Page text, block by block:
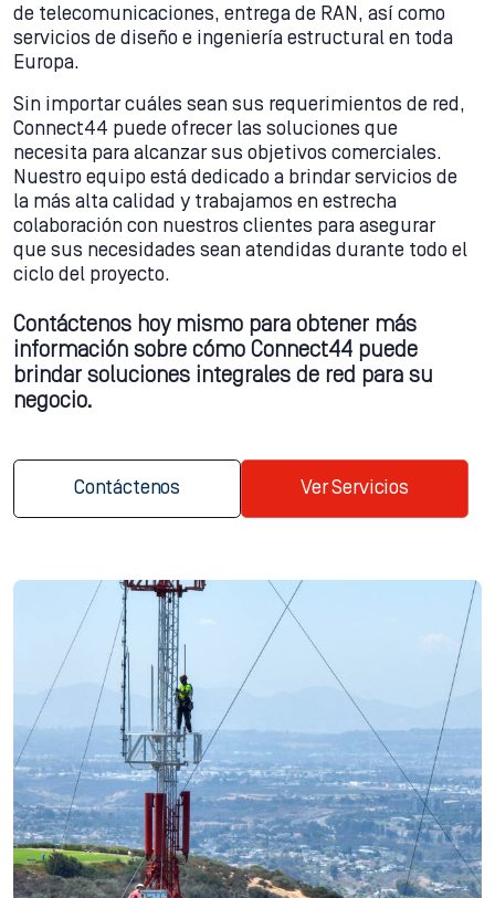
de telecomunicaciones, entrega de RAN, así como
servicios de diseño e ingeniería estructural en toda
Europa.
Sin importar cuáles sean sus requerimientos de red,
Connect44 puede ofrecer las soluciones que
necesita para alcanzar sus objetivos comerciales.
Nuestro equipo está dedicado a brindar servicios de
la más alta calidad y trabajamos en estrecha
colaboración con nuestros clientes para asegurar
que sus necesidades sean atendidas durante todo el
ciclo del proyecto.
Contáctenos hoy mismo para obtener más
información sobre cómo Connect44 puede
brindar soluciones integrales de red para su
negocio.
Contáctenos Ver Servicios